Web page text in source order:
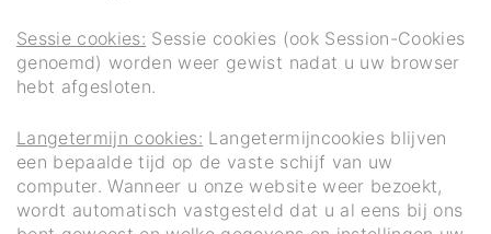
Sessie cookies: Sessie cookies (ook Session-Cookies
genoemd) worden weer gewist nadat u uw browser
hebt afgesloten.
Langetermijn cookies: Langetermijncookies blijven
een bepaalde tijd op de vaste schijf van uw
computer. Wanneer u onze website weer bezoekt,
wordt automatisch vastgesteld dat u al eens bij ons